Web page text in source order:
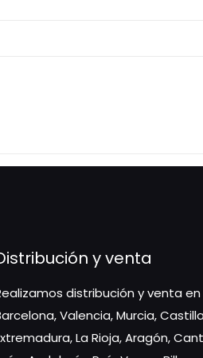
y venta
distribución y venta en
Valencia, Murcia,
La Rioja, Aragón,